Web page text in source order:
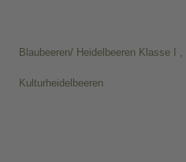
Blaubeeren/ Heidelbeeren Klasse I ,
Kulturheidelbeeren